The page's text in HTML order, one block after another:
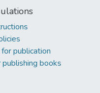
publication
books